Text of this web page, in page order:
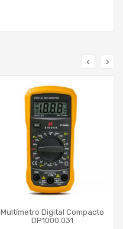
Multímetro Digital Compacto
DP1000.031